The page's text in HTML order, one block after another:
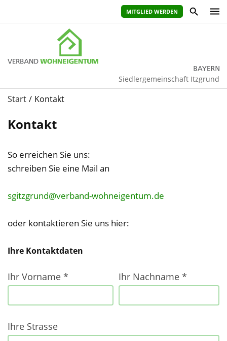
MITGLIED WERDEN
Siedlergemeinschaft Itzgrund
Start Kontakt
Kontakt
So erreichen Sie uns:
schreiben Sie eine Mail an
sgitzgrund@verband-wohneigentum.de
oder kontaktieren Sie uns hier:
Ihre Kontaktdaten
vorname
ihr
ihre
Ihr Vorname * Ihr Nachname *
Ihre Strasse